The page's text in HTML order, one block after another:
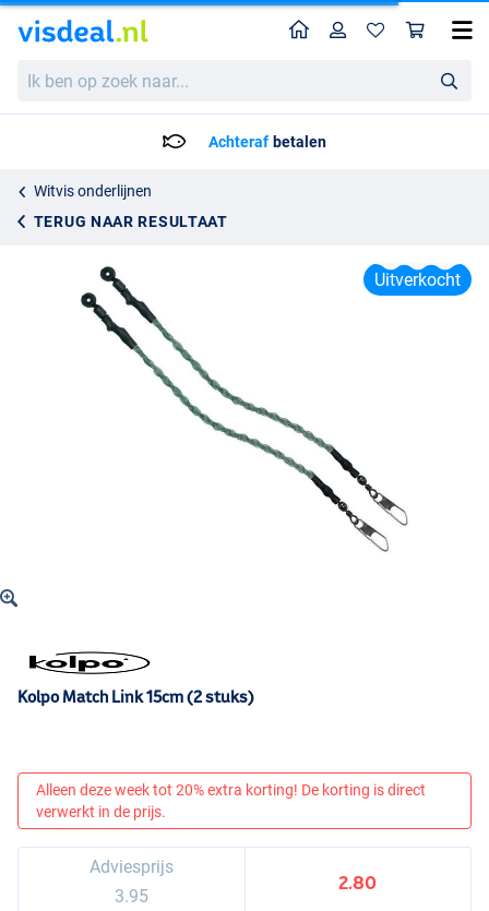
ben
HomeProfiel
Achteraf betalen
Witvis onderlijnen
TERUG NAAR RESULTAAT
Kolpo Match Link 15cm (2 stuks)
3.95
Uitverkocht
Kolpo Match Link 15cm (2 stuks)
Alleen deze week tot 20% extra korting! De korting is direct
verwerkt in de prijs.
Adviesprijs
3.95
2.80